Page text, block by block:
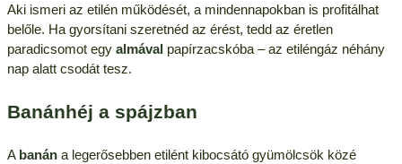
Aki ismeri az etilén működését, a mindennapokban is profitálhat
belőle. Ha gyorsítani szeretnéd az érést, tedd az éretlen
paradicsomot egy almávalpapírzacskóba – az etiléngáz néhány
nap alatt csodát tesz.
Banánhéj a spájzban
A banána legerősebben etilént kibocsátó gyümölcsök közé